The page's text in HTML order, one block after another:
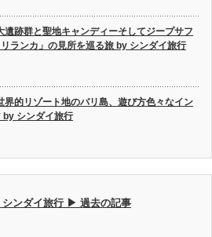
遺跡群と聖地キャンディーそしてジープサフ
ランカ」の見所を巡る旅 by シンダイ旅行
界的リゾート地のバリ島、遊び方色々なイン
by シンダイ旅行
シンダイ旅行 ▶ 過去の記事